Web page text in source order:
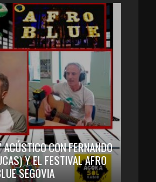
CON FERNANDO
Y EL FESTIVAL AFRO
SEGOVIA